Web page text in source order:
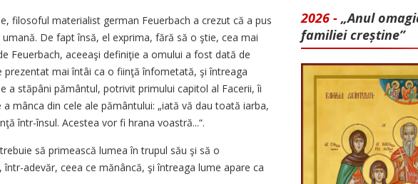
filosoful materialist german Feuerbach a crezut că a pus
De fapt însă, el exprima, fără să o ştie, cea mai
Feuerbach, aceeaşi definiţie a omului a fost dată de
prezentat mai întâi ca o fiinţă înfometată, şi întreaga
a stăpâni pământul, potrivit primului capitol al Facerii, îi
mânca din cele ale pământului: „iată vă dau toată iarba,
într-însul. Acestea vor fi hrana voastră...“.
să primească lumea în trupul său şi să o
adevăr, ceea ce mănâncă, şi întreaga lume apare ca
2026 - „Anul
familiei creștine”